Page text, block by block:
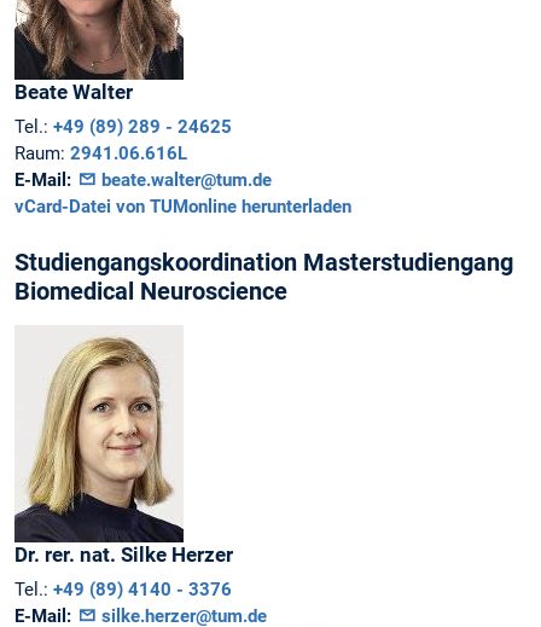
Beate Walter
Tel.: +49 (89) 289 - 24625
Raum: 2941.06.616L
E-Mail:
beate.walter@tum.de
vCard-Datei von TUMonline herunterladen
Studiengangskoordination Masterstudiengang
Biomedical Neuroscience
Dr. rer. nat. Silke Herzer
Tel.: +49 (89) 4140 - 3376
E-Mail:
silke.herzer@tum.de